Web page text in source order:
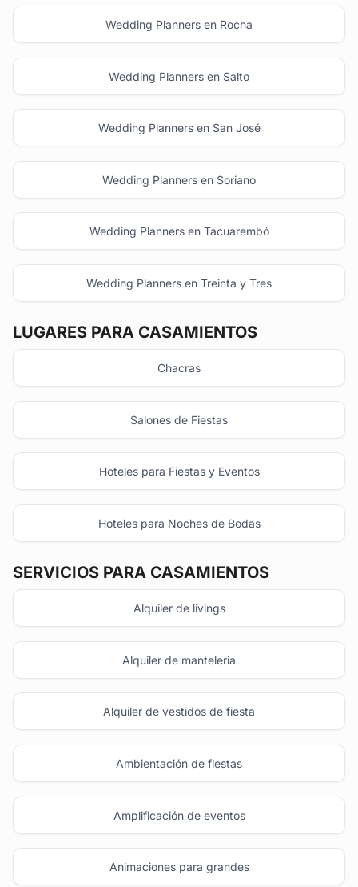
Wedding Planners en Rocha
Wedding Planners en Salto
Wedding Planners en San José
Wedding Planners en Soriano
Wedding Planners en Tacuarembó
Wedding Planners en Treinta y Tres
LUGARES PARA CASAMIENTOS
Chacras
Salones de Fiestas
Hoteles para Fiestas y Eventos
Hoteles para Noches de Bodas
SERVICIOS PARA CASAMIENTOS
Alquiler de livings
Alquiler de manteleria
Alquiler de vestidos de fiesta
Ambientación de fiestas
Amplificación de eventos
Animaciones para grandes